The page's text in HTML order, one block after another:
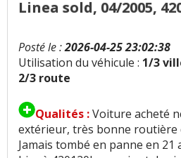
Linea sold, 04/2005,
Posté le :2026-04-25 23:02:38
Utilisation du véhicule : 1/3
2/3 route
Qualités :Voiture acheté
extérieur, très bonne routière
Jamais tombé en panne en 21